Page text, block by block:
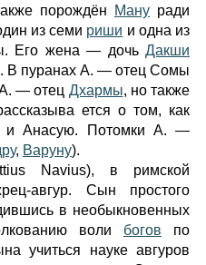
порождён Ману ради
из семи риши и одна из
Его жена — дочь Дакши
. В пуранах А. — отец Сомы
— отец Дхармы, но также
ется о том, как
и Анасую. Потомки А. —
, Варуну).
Navius), в римской
авгур. Сын простого
в необыкновенных
воли богов по
учиться науке авгуров